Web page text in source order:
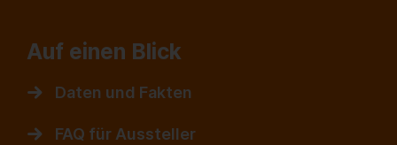
Auf einen Blick
Daten und Fakten
FAQ für Aussteller